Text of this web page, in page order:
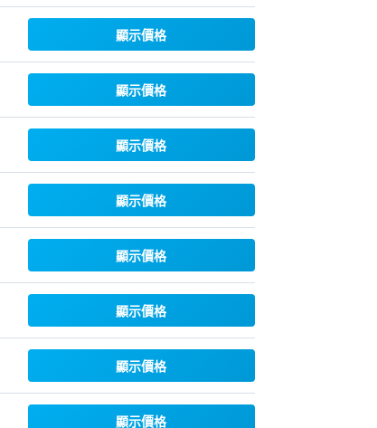
顯示價格
顯示價格
顯示價格
顯示價格
顯示價格
顯示價格
顯示價格
顯示價格